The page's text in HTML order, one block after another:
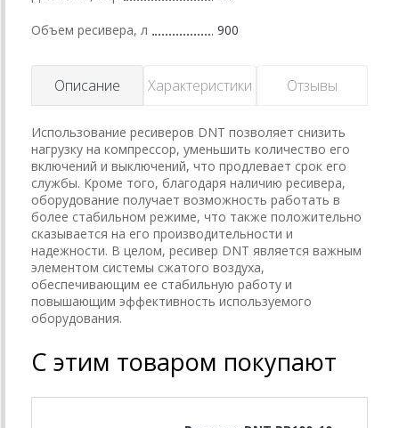
Объем ресивера, л 900
Описание Характеристики Отзывы
Использование ресиверов DNT позволяет снизить
нагрузку на компрессор, уменьшить количество его
включений и выключений, что продлевает срок его
службы. Кроме того, благодаря наличию ресивера,
оборудование получает возможность работать в
более стабильном режиме, что также положительно
сказывается на его производительности и
надежности. В целом, ресивер DNT является важным
элементом системы сжатого воздуха,
обеспечивающим ее стабильную работу и
повышающим эффективность используемого
оборудования.
С этим товаром покупают